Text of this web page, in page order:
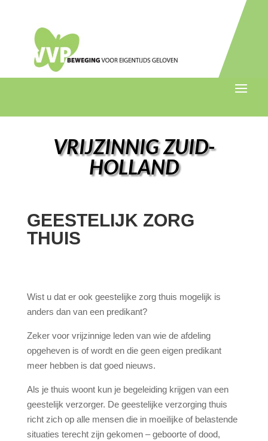
VRIJZINNIG ZUID-
HOLLAND
GEESTELIJK ZORG
THUIS
Wist u dat er ook geestelijke zorg thuis mogelijk is
anders dan van een predikant?
Zeker voor vrijzinnige leden van wie de afdeling
opgeheven is of wordt en die geen eigen predikant
meer hebben is dat goed nieuws.
Als je thuis woont kun je begeleiding krijgen van een
geestelijk verzorger. De geestelijke verzorging thuis
richt zich op alle mensen die in moeilijke of belastende
situaties terecht zijn gekomen – geboorte of dood,